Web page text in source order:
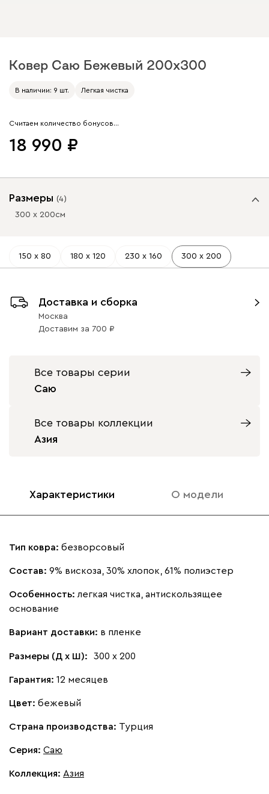
Ковер Саю Бежевый 200x300
Арт. 290714
В наличии: 9 шт. Легкая чистка
Считаем количество бонусов…
18 990
Размеры (4)
300 х 200см
150 х 80 180 х 120 230 х 160 300 х 200
Доставка и сборка
Москва
Доставим за 700
Все товары серии
Саю
Все товары коллекции
Азия
Характеристики О модели
Тип ковра: безворсовый
Состав: 9% вискоза, 30% хлопок, 61% полиэстер
Особенность: легкая чистка, антискользящее
основание
Вариант доставки: в пленке
Размеры (Д х Ш): 300 х 200
Гарантия: 12 месяцев
Цвет: бежевый
Страна производства: Турция
Серия: Саю
Коллекция: Азия